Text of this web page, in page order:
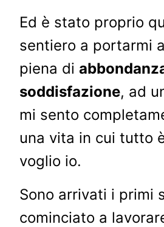
Ed è stato proprio
sentiero a portarmi
piena di
soddisfazione, ad
mi sento
una vita in cui tutto
voglio io.
Sono arrivati ​​i primi
cominciato a